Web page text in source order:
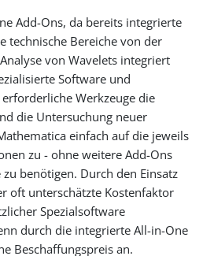
Add-Ons, da bereits integrierte
technische Bereiche von der
von Wavelets integriert
Software und
Werkzeuge die
die Untersuchung neuer
einfach auf die jeweils
zu - ohne weitere Add-Ons
benötigen. Durch den Einsatz
oft unterschätzte Kostenfaktor
Spezialsoftware
durch die integrierte All-in-One
Beschaffungspreis an.